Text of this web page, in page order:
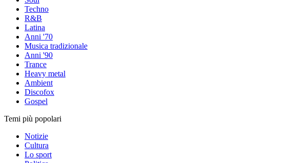
Techno
R&B
Latina
Anni '70
Musica tradizionale
Anni '90
Trance
Heavy metal
Ambient
Discofox
Gospel
Temi più popolari
Notizie
Cultura
Lo sport